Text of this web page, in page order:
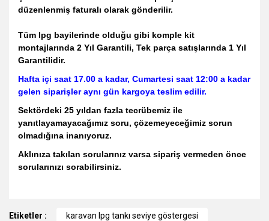
düzenlenmiş faturalı olarak gönderilir.
Tüm lpg bayilerinde olduğu gibi komple kit
montajlarında 2 Yıl Garantili, Tek parça satışlarında 1 Yıl
Garantilidir.
Hafta içi saat 17.00 a kadar, Cumartesi saat 12:00 a kadar
gelen siparişler aynı gün kargoya teslim edilir.
Sektördeki 25 yıldan fazla tecrübemiz ile
yanıtlayamayacağımız soru, çözemeyeceğimiz sorun
olmadığına inanıyoruz.
Aklınıza takılan sorularınız varsa sipariş vermeden önce
sorularınızı sorabilirsiniz.
konularda yetersiz gördüğünüz noktaları öneri formunu
Etiketler :
karavan lpg tankı seviye göstergesi